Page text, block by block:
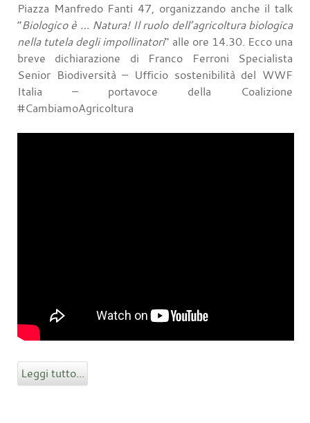
Piazza Manfredo Fanti 47, organizzando anche il talk
“Biologico è … Natura! Il ruolo dell’agricoltura biologica
nella tutela degli impollinatori" alle ore 14.30. Ecco una
breve dichiarazione di Franco Ferroni Specialista
Senior Biodiversità – Ufficio sostenibilità del WWF
Italia – portavoce della Coalizione
#CambiamoAgricoltura
Leggi tutto...